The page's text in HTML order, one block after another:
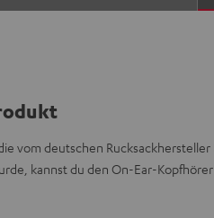
vom deutschen
kannst du den On-Ear-